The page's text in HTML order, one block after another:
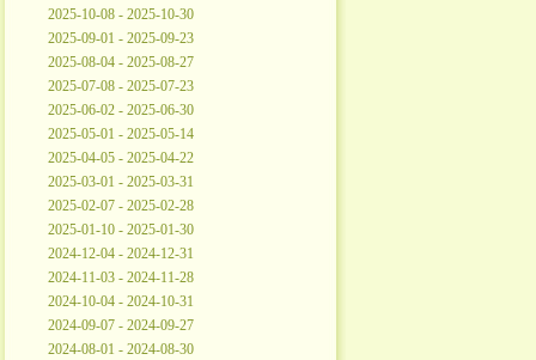
2025-10-08 - 2025-10-30
2025-09-01 - 2025-09-23
2025-08-04 - 2025-08-27
2025-07-08 - 2025-07-23
2025-06-02 - 2025-06-30
2025-05-01 - 2025-05-14
2025-04-05 - 2025-04-22
2025-03-01 - 2025-03-31
2025-02-07 - 2025-02-28
2025-01-10 - 2025-01-30
2024-12-04 - 2024-12-31
2024-11-03 - 2024-11-28
2024-10-04 - 2024-10-31
2024-09-07 - 2024-09-27
2024-08-01 - 2024-08-30